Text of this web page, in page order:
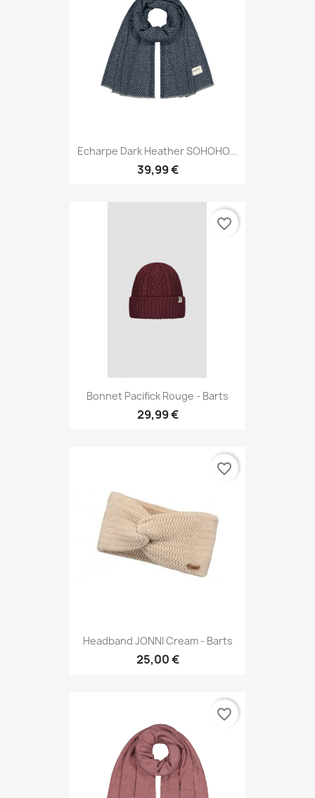
Echarpe Dark Heather SOHOHO...
39,99 €
Bonnet Pacifick Rouge - Barts
29,99 €
favorite_border
Headband JONNI Cream - Barts
25,00 €
favorite_border
favorite_border